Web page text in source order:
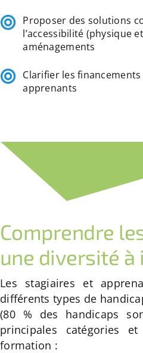
Proposer des solutions
l’accessibilité (physique
aménagements
Clarifier les
apprenants
Comprendre
une diversité à
Les stagiaires et
différents types de
(80 % des handicaps
principales catégories
formation :